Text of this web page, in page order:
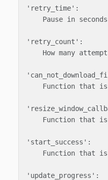
'retry_time':
Pause in
'retry_count':
How many
Function that
Function that
'start_success':
Function that
'update_progress':